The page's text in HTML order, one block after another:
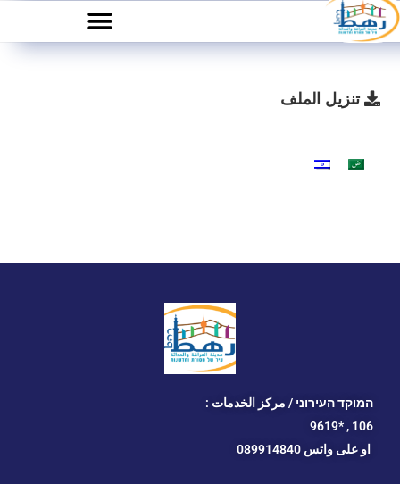
تنزيل الملف
המוקד העירוני / مركز الخدمات :
106 ,
*9619
او على واتس 089914840